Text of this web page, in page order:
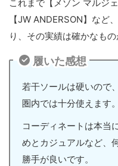
これまで【メゾン マルジ
【JW ANDERSON】など
り、その実績は確かなもの
履いた感想
若干ソールは硬いので
圏内では十分使えます。
コーディネートは本当
めとカジュアルなど、
勝手が良いです。